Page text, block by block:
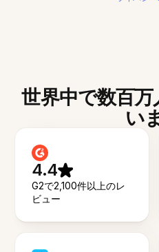
世界中で数百
い
4.4
G2で2,100件以上のレ
ビュー